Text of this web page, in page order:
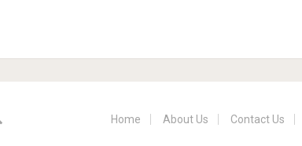
Home About Us Contact Us